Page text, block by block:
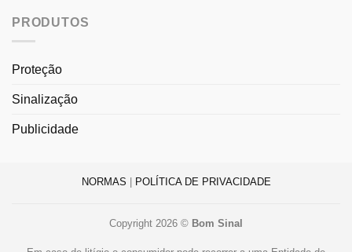
PRODUTOS
Proteção
Sinalização
Publicidade
NORMAS POLÍTICA DE PRIVACIDADE
Copyright 2026 © Bom Sinal